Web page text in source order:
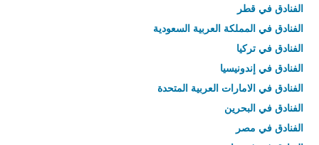
الفنادق في قطر
الفنادق في المملكة العربية السعودية
الفنادق في تركيا
الفنادق في إندونيسيا
الفنادق في الامارات العربية المتحدة
الفنادق في البحرين
الفنادق في مصر